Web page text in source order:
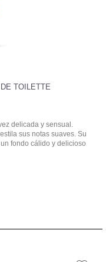
TOILETTE
delicada y sensual.
sus notas suaves. Su
fondo cálido y delicioso